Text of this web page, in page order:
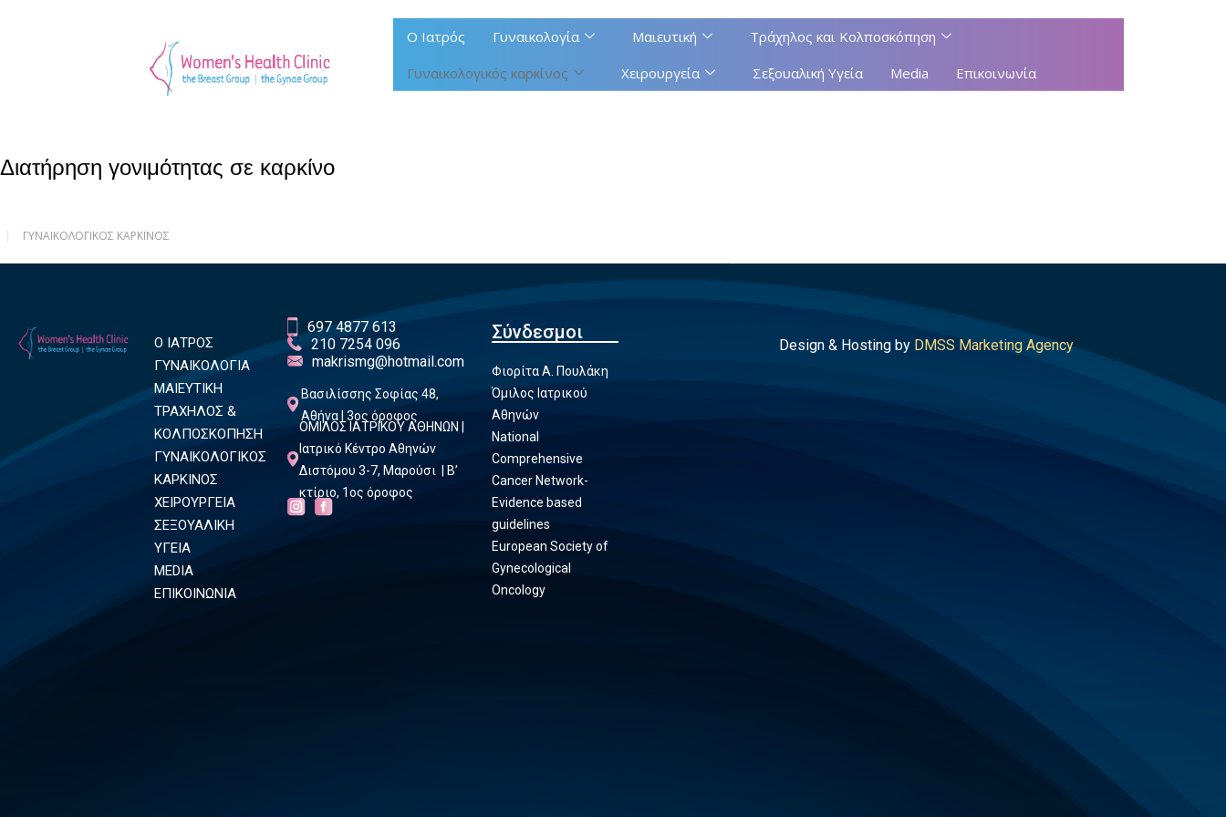
Ο Ιατρός Γυναικολογία Μαιευτική
Τράχηλος και Κολποσκόπηση
Γυναικολογικός καρκίνος
Χειρουργεία Σεξουαλική Υγεία Media Επικοινωνία
Διατήρηση γονιμότητας σε καρκίνο
ΓΥΝΑΙΚΟΛΟΓΙΚΌΣ ΚΑΡΚΊΝΟΣ
Ο ΙΑΤΡΟΣ
ΓΥΝΑΙΚΟΛΟΓΙΑ
ΜΑΙΕΥΤΙΚΗ
ΤΡΑΧΗΛΟΣ &
ΚΟΛΠΟΣΚΟΠΗΣΗ
ΓΥΝΑΙΚΟΛΟΓΙΚΟΣ
ΚΑΡΚΙΝΟΣ
ΧΕΙΡΟΥΡΓΕΙΑ
ΣΕΞΟΥΑΛΙΚΗ
ΥΓΕΙΑ
MEDIA
ΕΠΙΚΟΙΝΩΝΙΑ
697 4877 613
210 7254 096
makrismg@hotmail.com
Βασιλίσσης Σοφίας 48,
Αθήνα | 3ος όροφος
ΟΜΙΛΟΣ ΙΑΤΡΙΚΟΥ ΑΘΗΝΩΝ |
Ιατρικό Κέντρο Αθηνών
Διστόμου 3-7, Μαρούσι | Β’
κτίριο, 1ος όροφος
Σύνδεσμοι
Φιορίτα Α. Πουλάκη
Όμιλος Ιατρικού
Αθηνών
National
Comprehensive
Cancer Network-
Evidence based
guidelines
European Society of
Gynecological
Oncology
Design & Hosting by DMSS Marketing Agency